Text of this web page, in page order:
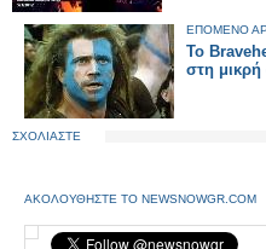
ΕΠΟΜΕΝΟ
Το
στη
ΣΧΟΛΙΑΣΤΕ
ΑΚΟΛΟΥΘΗΣΤΕ ΤΟ NEWSNOWGR.COM